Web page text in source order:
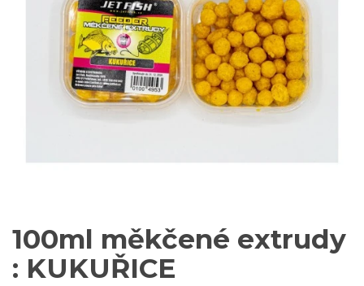
100ml měkčené extrudy
: KUKUŘICE